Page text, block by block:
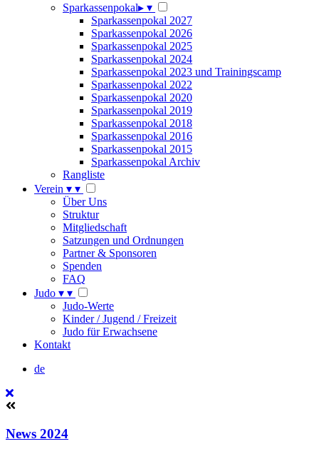
Sparkassenpokal▸ ▾
Sparkassenpokal 2027
Sparkassenpokal 2026
Sparkassenpokal 2025
Sparkassenpokal 2024
Sparkassenpokal 2023 und Trainingscamp
Sparkassenpokal 2022
Sparkassenpokal 2020
Sparkassenpokal 2019
Sparkassenpokal 2018
Sparkassenpokal 2016
Sparkassenpokal 2015
Sparkassenpokal Archiv
Rangliste
Verein ▾ ▾
Über Uns
Struktur
Mitgliedschaft
Satzungen und Ordnungen
Partner & Sponsoren
Spenden
FAQ
Judo ▾ ▾
Judo-Werte
Kinder / Jugend / Freizeit
Judo für Erwachsene
Kontakt
de
News 2024